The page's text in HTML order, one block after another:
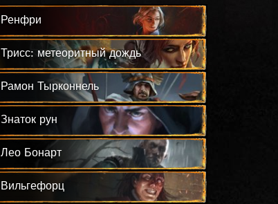
Ренфри
Трисс: метеоритный дождь
Рамон Тырконнель
Знаток рун
Лео Бонарт
Вильгефорц